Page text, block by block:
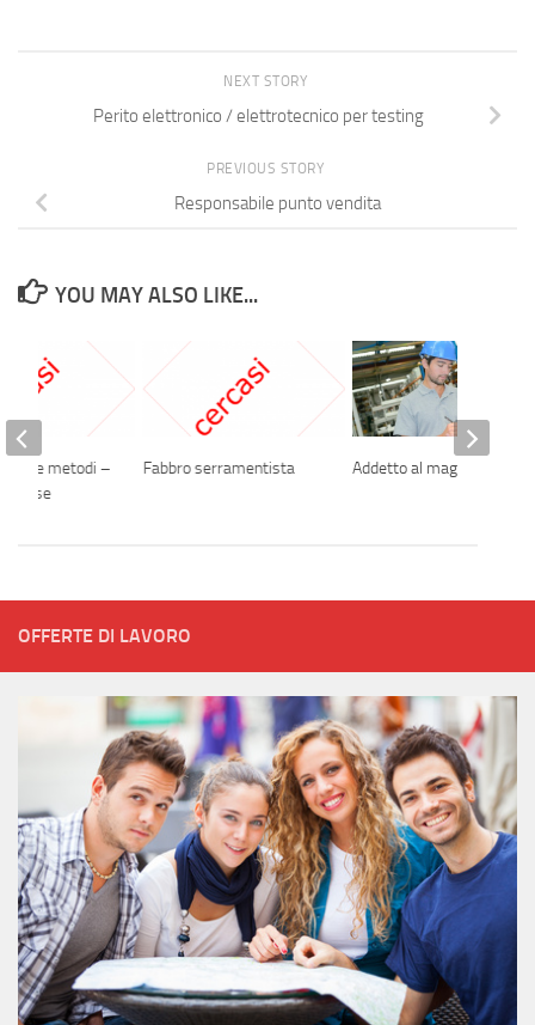
NEXT STORY
Perito elettronico / elettrotecnico per testing
PREVIOUS STORY
Responsabile punto vendita
YOU MAY ALSO LIKE...
Fabbro serramentista Addetto al magazzino
e metodi –
borse
OFFERTE DI LAVORO